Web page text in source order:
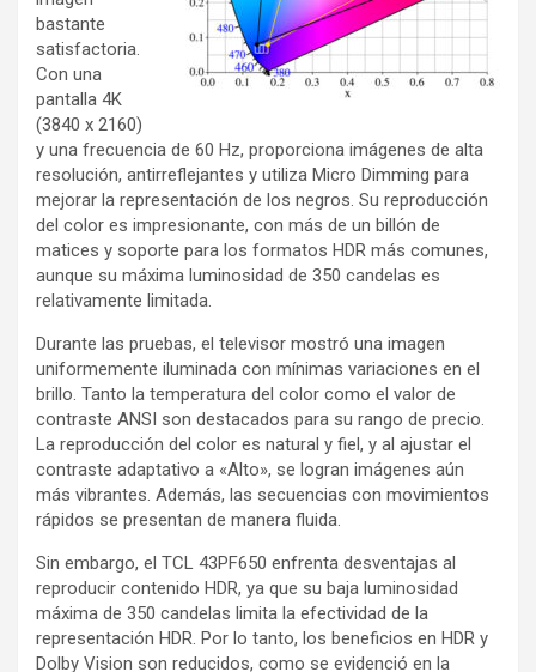
bastante
satisfactoria.
Con una
pantalla 4K
(3840 x 2160)
y una frecuencia de 60 Hz, proporciona imágenes de alta
resolución, antirreflejantes y utiliza Micro Dimming para
mejorar la representación de los negros. Su reproducción
del color es impresionante, con más de un billón de
matices y soporte para los formatos HDR más comunes,
aunque su máxima luminosidad de 350 candelas es
relativamente limitada.
Durante las pruebas, el televisor mostró una imagen
uniformemente iluminada con mínimas variaciones en el
brillo. Tanto la temperatura del color como el valor de
contraste ANSI son destacados para su rango de precio.
La reproducción del color es natural y fiel, y al ajustar el
contraste adaptativo a «Alto», se logran imágenes aún
más vibrantes. Además, las secuencias con movimientos
rápidos se presentan de manera fluida.
Sin embargo, el TCL 43PF650 enfrenta desventajas al
reproducir contenido HDR, ya que su baja luminosidad
máxima de 350 candelas limita la efectividad de la
representación HDR. Por lo tanto, los beneficios en HDR y
Dolby Vision son reducidos, como se evidenció en la